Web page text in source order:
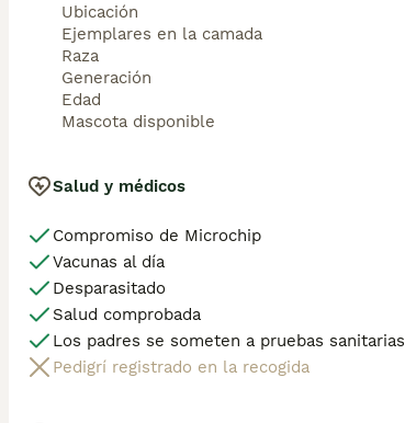
Ubicación
Ejemplares en la camada
Raza
Generación
Edad
Mascota disponible
Salud y médicos
Compromiso de Microchip
Vacunas al día
Desparasitado
Salud comprobada
Los padres se someten a pruebas sanitarias
Pedigrí registrado en la recogida